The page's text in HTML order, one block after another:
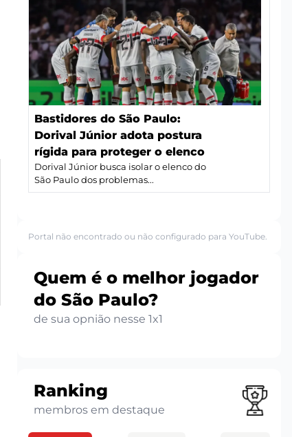
Bastidores do São Paulo:
Dorival Júnior adota postura
rígida para proteger o elenco
Dorival Júnior busca isolar o elenco do
São Paulo dos problemas...
Portal não encontrado ou não configurado para YouTube.
Quem é o melhor jogador
do São Paulo?
de sua opnião nesse 1x1
Ranking
membros em destaque